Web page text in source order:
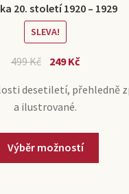
20. století 1920 – 1929
SLEVA!
499Kč 249Kč
desetiletí, přehledně
a ilustrované.
Výběr možností